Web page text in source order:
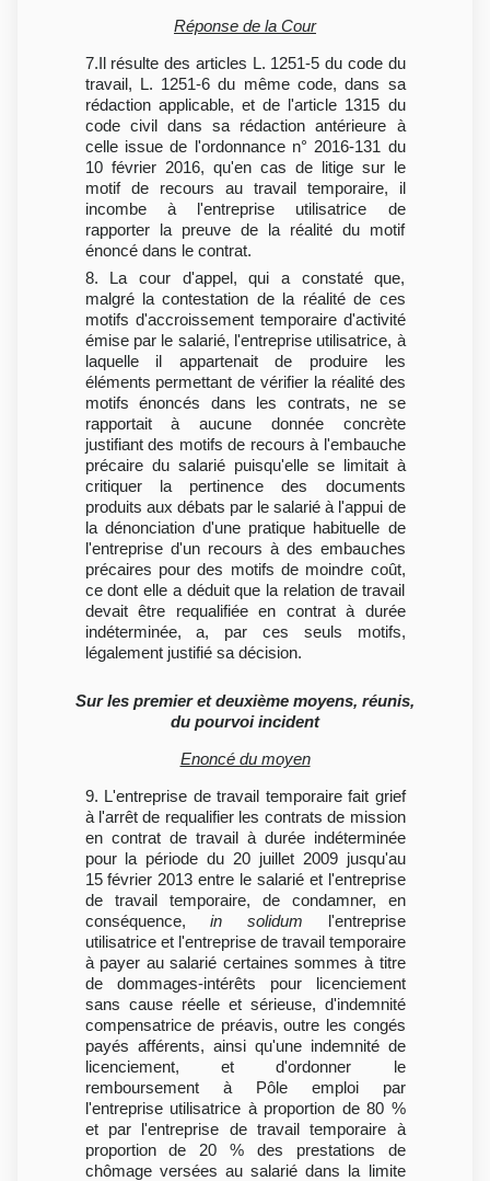
Réponse de la Cour
7.Il résulte des articles L. 1251-5 du code du
travail, L. 1251-6 du même code, dans sa
rédaction applicable, et de l'article 1315 du
code civil dans sa rédaction antérieure à
celle issue de l'ordonnance n° 2016-131 du
10 février 2016, qu'en cas de litige sur le
motif de recours au travail temporaire, il
incombe à l'entreprise utilisatrice de
rapporter la preuve de la réalité du motif
énoncé dans le contrat.
8. La cour d'appel, qui a constaté que,
malgré la contestation de la réalité de ces
motifs d'accroissement temporaire d'activité
émise par le salarié, l'entreprise utilisatrice, à
laquelle il appartenait de produire les
éléments permettant de vérifier la réalité des
motifs énoncés dans les contrats, ne se
rapportait à aucune donnée concrète
justifiant des motifs de recours à l'embauche
précaire du salarié puisqu'elle se limitait à
critiquer la pertinence des documents
produits aux débats par le salarié à l'appui de
la dénonciation d'une pratique habituelle de
l'entreprise d'un recours à des embauches
précaires pour des motifs de moindre coût,
ce dont elle a déduit que la relation de travail
devait être requalifiée en contrat à durée
indéterminée, a, par ces seuls motifs,
légalement justifié sa décision.
Sur les premier et deuxième moyens, réunis,
du pourvoi incident
Enoncé du moyen
9. L'entreprise de travail temporaire fait grief
à l'arrêt de requalifier les contrats de mission
en contrat de travail à durée indéterminée
pour la période du 20 juillet 2009 jusqu'au
15 février 2013 entre le salarié et l'entreprise
de travail temporaire, de condamner, en
conséquence,in solidum l'entreprise
utilisatrice et l'entreprise de travail temporaire
à payer au salarié certaines sommes à titre
de dommages-intérêts pour licenciement
sans cause réelle et sérieuse, d'indemnité
compensatrice de préavis, outre les congés
payés afférents, ainsi qu'une indemnité de
licenciement, et d'ordonner le
remboursement à Pôle emploi par
l'entreprise utilisatrice à proportion de 80 %
et par l'entreprise de travail temporaire à
proportion de 20 % des prestations de
chômage versées au salarié dans la limite